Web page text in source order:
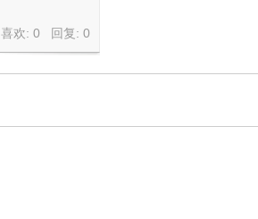
喜欢: 0 回复:0